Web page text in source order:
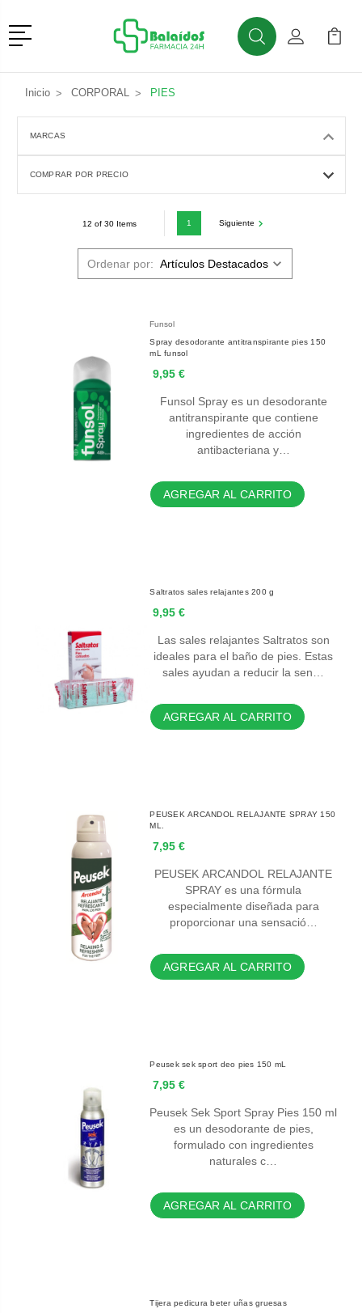
Menú
BuscarMi Cuenta
Mi
Inicio CORPORAL PIES
MARCAS
COMPRAR POR PRECIO
12 of 30 Items 1 Siguiente
Ordenar por:
Funsol
Spray desodorante antitranspirante pies 150
mL funsol
9,95 €
Funsol Spray es un desodorante
antitranspirante que contiene
ingredientes de acción
antibacteriana y…
AGREGAR AL CARRITO
Saltratos sales relajantes 200 g
9,95 €
Las sales relajantes Saltratos son
ideales para el baño de pies. Estas
sales ayudan a reducir la sen…
AGREGAR AL CARRITO
PEUSEK ARCANDOL RELAJANTE SPRAY 150
ML.
7,95 €
PEUSEK ARCANDOL RELAJANTE
SPRAY es una fórmula
especialmente diseñada para
proporcionar una sensació…
AGREGAR AL CARRITO
Peusek sek sport deo pies 150 mL
7,95 €
Peusek Sek Sport Spray Pies 150 ml
es un desodorante de pies,
formulado con ingredientes
naturales c…
AGREGAR AL CARRITO
Tijera pedicura beter uñas gruesas